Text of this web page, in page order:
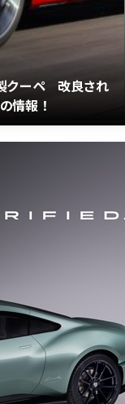
クーペ 改良され
情報！